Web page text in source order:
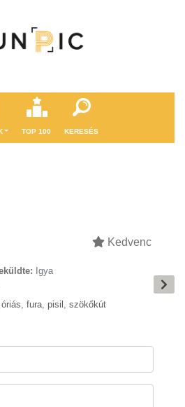
TOP 100 KERESÉS
Kedvenc
Igya
óriás, fura, pisil , szökőkút